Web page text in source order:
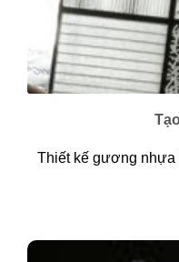
Thiết kế gương nhựa